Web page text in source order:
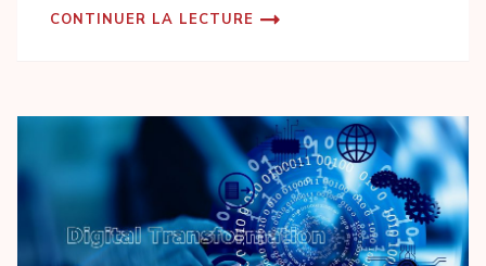
CONTINUER LA LECTURE